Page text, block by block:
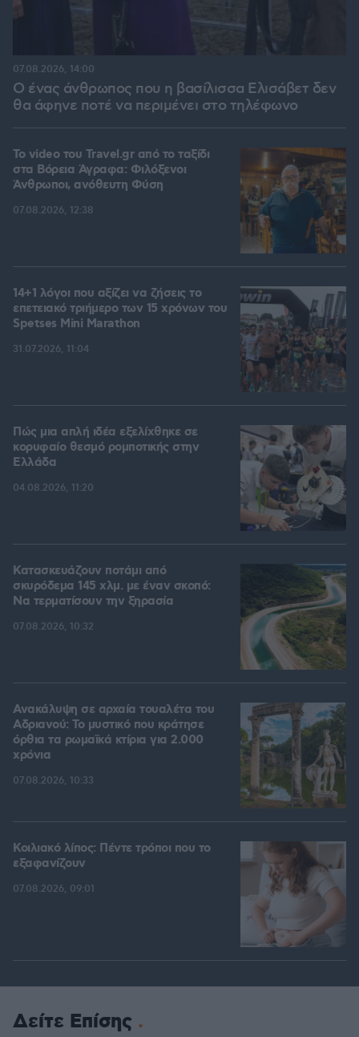
Ο ένας άνθρωπος που η βασίλισσα Ελισάβετ δεν
θα άφηνε ποτέ να περιμένει στο τηλέφωνο
07.08.2026, 14:00
To video του Travel.gr από το ταξίδι
στα Βόρεια Άγραφα: Φιλόξενοι
Άνθρωποι, ανόθευτη Φύση
07.08.2026, 12:38
14+1 λόγοι που αξίζει να ζήσεις το
επετειακό τριήμερο των 15 χρόνων του
Spetses Mini Marathon
31.07.2026, 11:04
Πώς μια απλή ιδέα εξελίχθηκε σε
κορυφαίο θεσμό ρομποτικής στην
Ελλάδα
04.08.2026, 11:20
Κατασκευάζουν ποτάμι από
σκυρόδεμα 145 χλμ. με έναν σκοπό:
Να τερματίσουν την ξηρασία
07.08.2026, 10:32
Ανακάλυψη σε αρχαία τουαλέτα του
Αδριανού: Το μυστικό που κράτησε
όρθια τα ρωμαϊκά κτίρια για 2.000
χρόνια
07.08.2026, 10:33
Κοιλιακό λίπος: Πέντε τρόποι που το
εξαφανίζουν
07.08.2026, 09:01
Δείτε Επίσης